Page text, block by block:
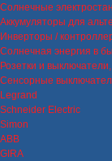
Солнечные
Аккумуляторы для
Инверторы /
Солнечная энергия в
Розетки и
Сенсорные
Legrand
Schneider Electric
Simon
ABB
GIRA